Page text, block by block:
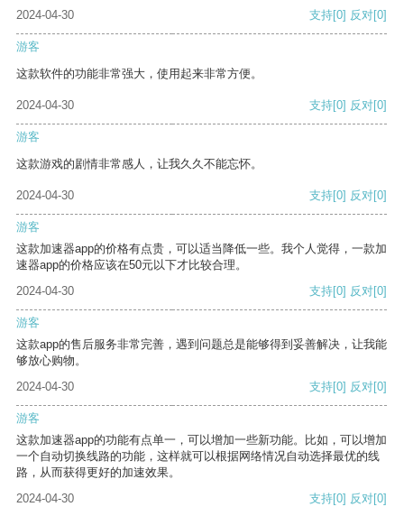
2024-04-30
支持[0] 反对[0]
游客
这款软件的功能非常强大，使用起来非常方便。
2024-04-30 支持[0] 反对[0]
游客
这款游戏的剧情非常感人，让我久久不能忘怀。
2024-04-30 支持[0] 反对[0]
游客
这款加速器app的价格有点贵，可以适当降低一些。我个人觉得，一款加
速器app的价格应该在50元以下才比较合理。
2024-04-30
支持[0] 反对[0]
游客
这款app的售后服务非常完善，遇到问题总是能够得到妥善解决，让我能
够放心购物。
2024-04-30
支持[0] 反对[0]
游客
这款加速器app的功能有点单一，可以增加一些新功能。比如，可以增加
一个自动切换线路的功能，这样就可以根据网络情况自动选择最优的线
路，从而获得更好的加速效果。
2024-04-30
支持[0] 反对[0]